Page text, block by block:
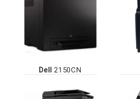
Dell 2150CN